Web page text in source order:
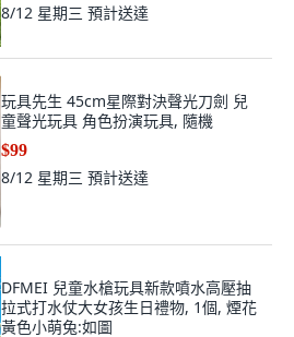
8/12 星期三 預計送達
玩具先生 45cm星際對決聲光刀劍 兒
童聲光玩具 角色扮演玩具, 隨機
$99
8/12 星期三 預計送達
DFMEI 兒童水槍玩具新款噴水高壓抽
拉式打水仗大女孩生日禮物, 1個, 煙花
黃色小萌兔:如圖